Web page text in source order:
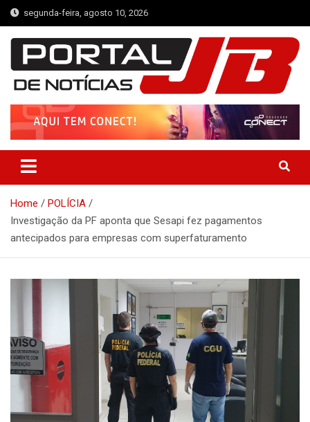
Skip
to
content
segunda-feira, agosto 10, 2026
Portal de Notícias JB
Notícias de Simplício Mendes e Região
Home
POLÍCIA
Investigação da PF aponta que Sesapi fez pagamentos
antecipados para empresas com superfaturamento